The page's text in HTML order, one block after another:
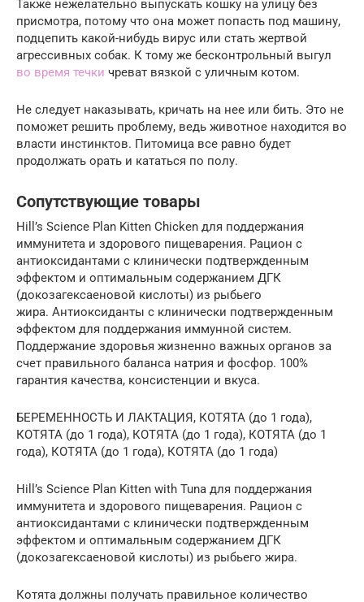
Также нежелательно выпускать кошку на улицу без
присмотра, потому что она может попасть под машину,
подцепить какой-нибудь вирус или стать жертвой
агрессивных собак. К тому же бесконтрольный выгул
во время течки чреват вязкой с уличным котом.
Не следует наказывать, кричать на нее или бить. Это не
поможет решить проблему, ведь животное находится во
власти инстинктов. Питомица все равно будет
продолжать орать и кататься по полу.
Сопутствующие товары
Hill’s Science Plan Kitten Chicken для поддержания
иммунитета и здорового пищеварения. Рацион с
антиоксидантами с клинически подтвержденным
эффектом и оптимальным содержанием ДГК
(докозагексаеновой кислоты) из рыбьего
жира. Антиоксиданты с клинически подтвержденным
эффектом для поддержания иммунной систем.
Поддержание здоровья жизненно важных органов за
счет правильного баланса натрия и фосфор. 100%
гарантия качества, консистенции и вкуса.
БЕРЕМЕННОСТЬ И ЛАКТАЦИЯ, КОТЯТА (до 1 года),
КОТЯТА (до 1 года), КОТЯТА (до 1 года), КОТЯТА (до 1
года), КОТЯТА (до 1 года), КОТЯТА (до 1 года)
Hill’s Science Plan Kitten with Tuna для поддержания
иммунитета и здорового пищеварения. Рацион с
антиоксидантами с клинически подтвержденным
эффектом и оптимальным содержанием ДГК
(докозагексаеновой кислоты) из рыбьего жира.
Котята должны получать правильное количество